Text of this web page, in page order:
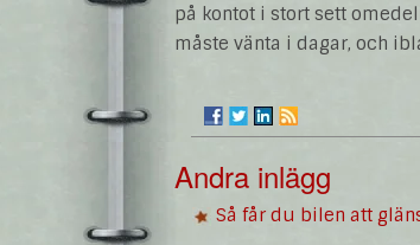
på kontot i stort sett
måste vänta i dagar, och
Andra inlägg
Så får du bilen att